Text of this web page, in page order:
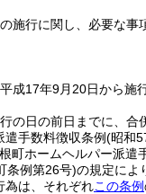
の施行に関し、必要な事
成17年9月20日から施
の日の前日までに、合
遣手数料徴収条例(昭和
町ホームヘルパー派遣
条例第26号)の規定によ
為は、それぞれこの条例